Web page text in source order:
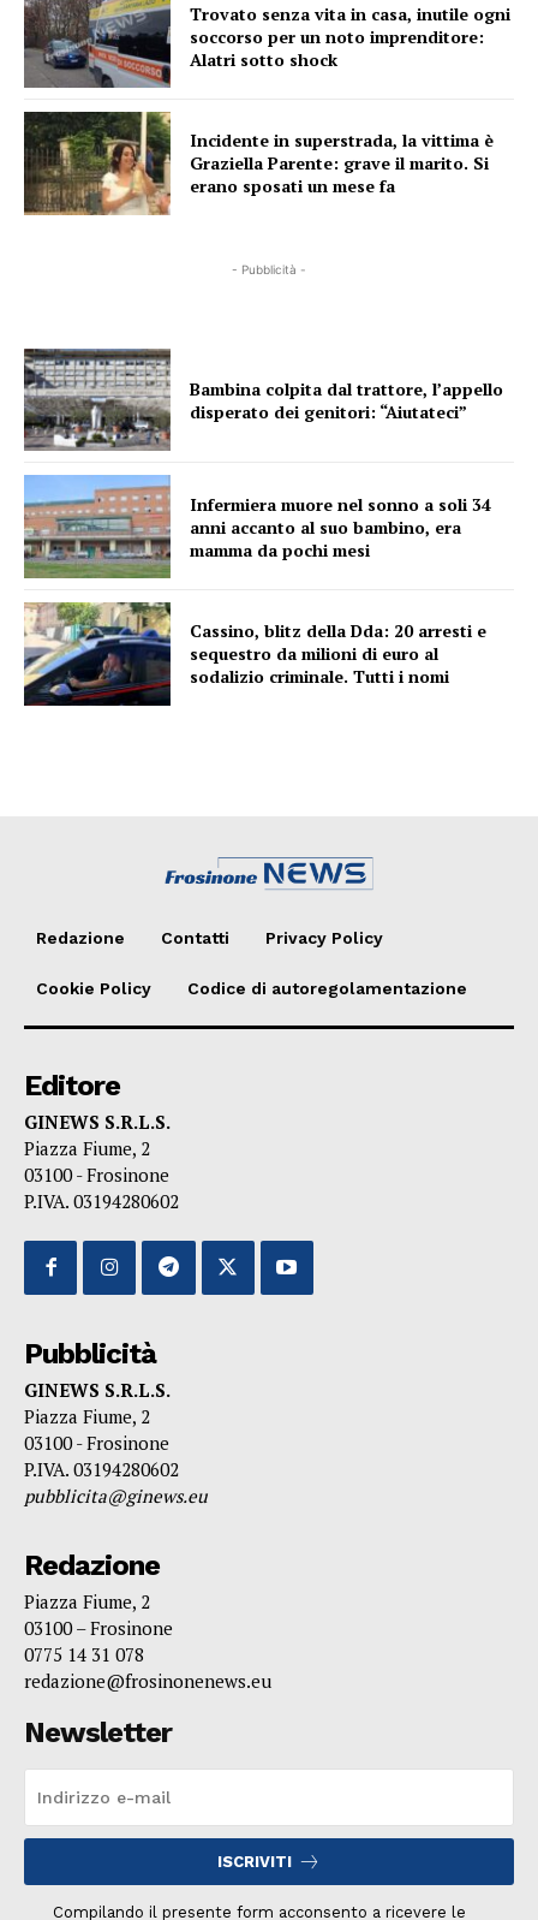
Trovato senza vita in casa, inutile ogni
soccorso per un noto imprenditore:
Alatri sotto shock
Incidente in superstrada, la vittima è
Graziella Parente: grave il marito. Si
erano sposati un mese fa
- Pubblicità -
Bambina colpita dal trattore, l’appello
disperato dei genitori: “Aiutateci”
Infermiera muore nel sonno a soli 34
anni accanto al suo bambino, era
mamma da pochi mesi
Cassino, blitz della Dda: 20 arresti e
sequestro da milioni di euro al
sodalizio criminale. Tutti i nomi
Redazione Contatti Privacy Policy
Cookie Policy Codice di autoregolamentazione
Editore
GINEWS S.R.L.S.
Piazza Fiume, 2
03100 - Frosinone
P.IVA. 03194280602
Pubblicità
GINEWS S.R.L.S.
Piazza Fiume, 2
03100 - Frosinone
P.IVA. 03194280602
pubblicita@ginews.eu
Redazione
Piazza Fiume, 2
03100 – Frosinone
0775 14 31 078
redazione@frosinonenews.eu
Newsletter
ISCRIVITI
Compilando il presente form acconsento a ricevere le